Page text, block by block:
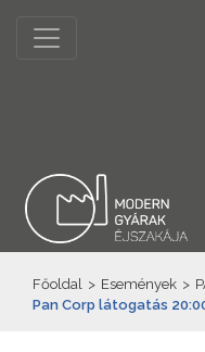
Főoldal > Események >
Pan Corp látogatás